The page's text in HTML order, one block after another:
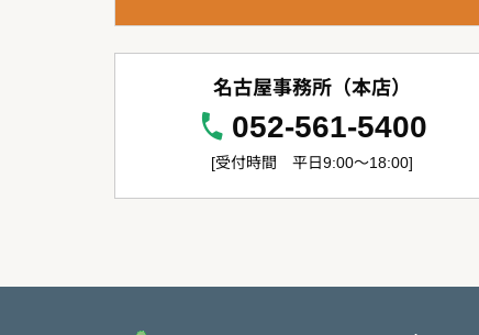
名古屋事務所（本店）
052-561-5400
[受付時間 平日9:00～18:00]